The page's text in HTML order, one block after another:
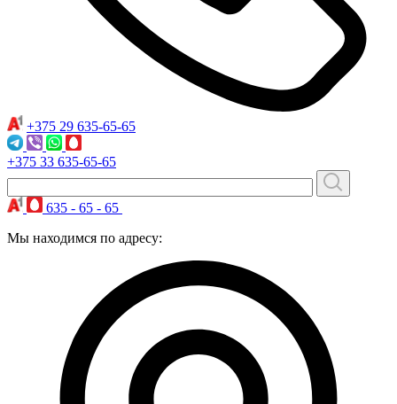
+375 29 635-65-65
+375 33 635-65-65
635 - 65 - 65
Мы находимся по адресу: